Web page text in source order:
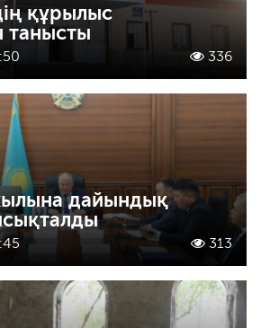
құрылыс
336
дайындық
313